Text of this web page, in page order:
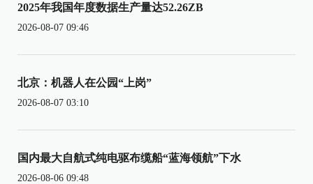
2025年我国年度数据生产量达52.26ZB
2026-08-07 09:46
北京：机器人在公园“上岗”
2026-08-07 03:10
国内最大自航式纯电驱布缆船“蓝海领航”下水
2026-08-06 09:48